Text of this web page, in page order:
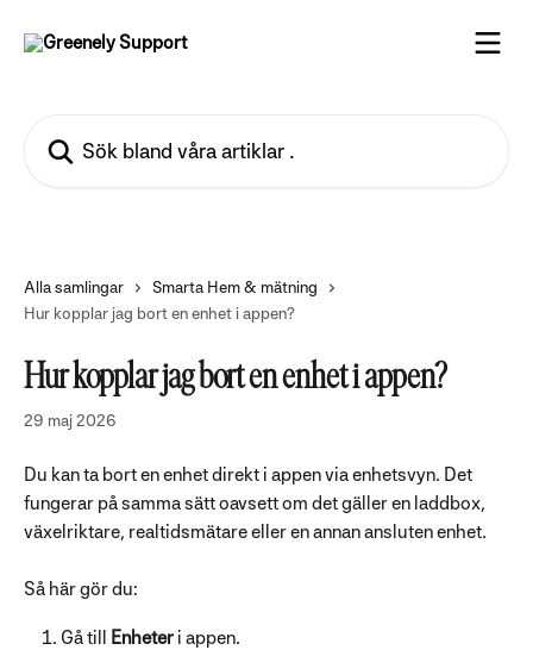
Alla samlingar
Smarta Hem & mätning
Hur kopplar jag bort en enhet i appen?
Hur kopplar jag bort en enhet i appen?
29 maj 2026
Du kan ta bort en enhet direkt i appen via enhetsvyn. Det
fungerar på samma sätt oavsett om det gäller en laddbox,
växelriktare, realtidsmätare eller en annan ansluten enhet.
Så här gör du:
Gå till Enheter i appen.